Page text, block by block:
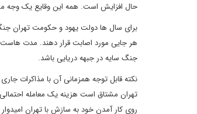
حال افزایش است. همه این وقایع یک وجه
برای سال ها دولت یهود و حکومت تهران
هر جایی مورد اصابت قرار دهند. مدت
جنگ سایه در جبهه دریایی باشد.
نکته قابل توجه همزمانی آن با مذاکرات
تهران مشتاق است هزینه یک معامله
روی کار آمدن خود به سازش با تهران